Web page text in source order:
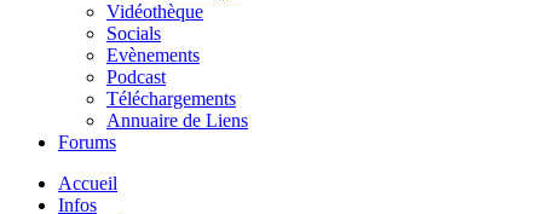
Vidéothèque
Socials
Evènements
Podcast
Téléchargements
Annuaire de Liens
Forums
Accueil
Infos